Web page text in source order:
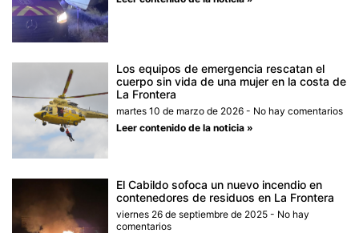
Los equipos de emergencia rescatan el
cuerpo sin vida de una mujer en la costa de
La Frontera
martes 10 de marzo de 2026
No hay comentarios
Leer contenido de la noticia »
El Cabildo sofoca un nuevo incendio en
contenedores de residuos en La Frontera
viernes 26 de septiembre de 2025
No hay
comentarios